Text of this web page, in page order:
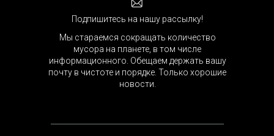
Мы стараемся сокращать количество
мусора на планете, в том числе
информационного. Обещаем держать вашу
почту в чистоте и порядке. Только хорошие
новости.
Подпишитесь на нашу рассылку!